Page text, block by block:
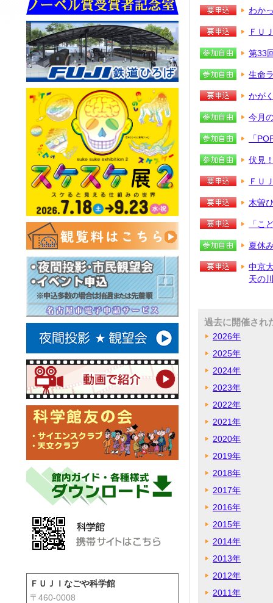
ＦＵＪＩなごや科学館
〒460-0008
わか
ＦＵ
第33
生命
かが
今月
「
伏見
ＦＵ
木曽
「こ
夏休
中京
天の
過去に開催され
2026年
2025年
2024年
2023年
2022年
2021年
2020年
2019年
2018年
2017年
2016年
2015年
2014年
2013年
2012年
2011年